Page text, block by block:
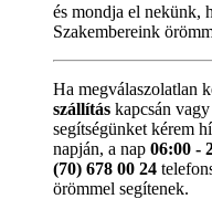
és mondja el nekünk,
Szakembereink
Ha megválaszolatlan
szállítás kapcsán
segítségünket kérem
napján, a nap 06:00 -
(70) 678 00 24
örömmel segítenek.